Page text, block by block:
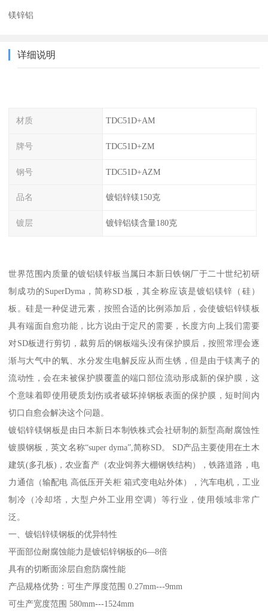
镁锌铝
详细说明
材质 TDC51D+AM
牌号 TDC51D+ZM
钢号 TDC51D+AZM
品名 镀铝锌镁150克
镀层 镀锌铝镁含量180克
世界范围内质量的镀铝镁锌板当属日本新日铁钢厂于二十世纪初研
制成功的SuperDyma，简称SD板，其全称应该是镀铝镁锌（硅）
板。硅是一种促进元素，按照合适的比例添加后，会使镀铝锌镁板
具有端面自愈功能，比方说由于定尺的需要，长度方向上我们需要
对SD板进行剪切，裁剪后的钢板端头没有保护膜后，按照常理会逐
渐与大气中的氧、水分发生电解反应从而生锈，但是由于镁离子的
流动性，会在未被保护膜覆盖的端口部位流动形成新的保护膜，这
个意味着即使用硬质划伤或者破坏掉钢板表面的保护膜，短时间内
切口自愈会解决这个问题。
镀铝锌镁钢板是由日本新日本制铁株式会社研制的新型高耐腐蚀性
镀膜钢板，英文名称“super dyma”,简称SD。 SD产品主要使用在土木
建筑(多孔板)，农业畜产（农业饲养大棚钢铁结构），铁路道路，电
力通信（输配电 高低压开关柜 箱式变电站外体），汽车电机，工业
制冷（冷却塔，大型户外工业用空调）等行业，使用领域非常广
泛。
一、镀铝锌镁钢板的优异特性
平面部位耐腐蚀能力是镀铝锌钢板的6—8倍
具有的切断面涂层自愈防腐性能
产品规格优势：可生产厚度范围 0.27mm---9mm
可生产宽度范围 580mm---1524mm